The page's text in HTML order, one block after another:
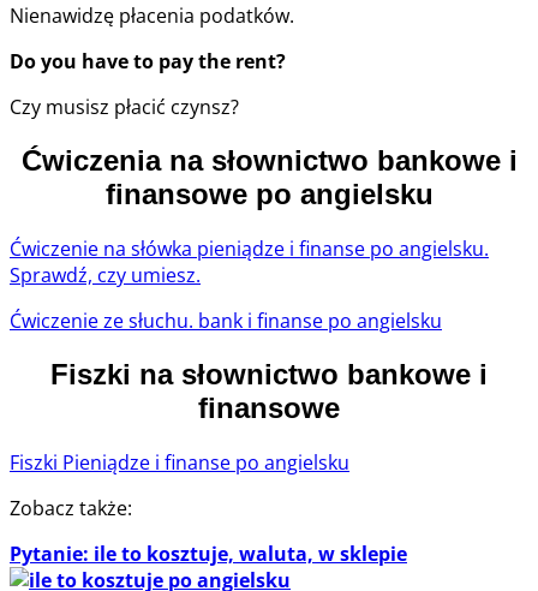
Nienawidzę płacenia podatków.
Do you have to pay the rent?
Czy musisz płacić czynsz?
Ćwiczenia na słownictwo bankowe i
finansowe po angielsku
Ćwiczenie na słówka pieniądze i finanse po angielsku.
Sprawdź, czy umiesz.
Ćwiczenie ze słuchu. bank i finanse po angielsku
Fiszki na słownictwo bankowe i
finansowe
Fiszki Pieniądze i finanse po angielsku
Zobacz także:
Pytanie: ile to kosztuje, waluta, w sklepie